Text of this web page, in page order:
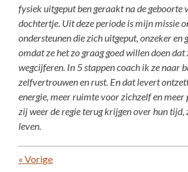
fysiek uitgeput ben geraakt na de geboorte
dochtertje. Uit deze periode is mijn missie
ondersteunen die zich uitgeput, onzeker en
omdat ze het zo graag goed willen doen dat
wegcijferen. In 5 stappen coach ik ze naar
zelfvertrouwen en rust. En dat levert
energie, meer ruimte voor zichzelf en
zij weer de regie terug krijgen over hun tijd,
leven.
« Vorige